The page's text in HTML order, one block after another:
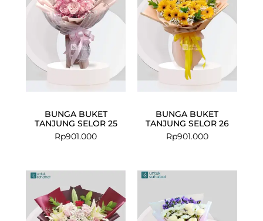
BUNGA BUKET
TANJUNG SELOR 25
Rp901.000
BUNGA BUKET
TANJUNG SELOR 26
Rp901.000